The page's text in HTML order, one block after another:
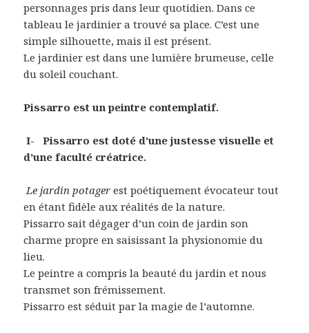
personnages pris dans leur quotidien. Dans ce
tableau le jardinier a trouvé sa place. C’est une
simple silhouette, mais il est présent.
Le jardinier est dans une lumière brumeuse, celle
du soleil couchant.
Pissarro est un peintre contemplatif.
I-Pissarro est doté d’une justesse visuelle et
d’une faculté créatrice.
Le jardin potagerest poétiquement évocateur tout
en étant fidèle aux réalités de la nature.
Pissarro sait dégager d’un coin de jardin son
charme propre en saisissant la physionomie du
lieu.
Le peintre a compris la beauté du jardin et nous
transmet son frémissement.
Pissarro est séduit par la magie de l’automne.